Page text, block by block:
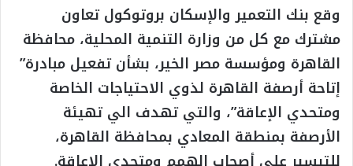
وقع بنك التعمير والإسكان بروتوكول تعاون
مشترك مع كل من وزارة التنمية المحلية، محافظة
القاهرة ومؤسسة مصر الخير، بشأن تفعيل مبادرة”
إتاحة أرصفة القاهرة لذوي الاحتياجات الخاصة
ومتحدي الإعاقة”، والتي تهدف الي تهيئة
الأرصفة بمنطقة المعادي بمحافظة القاهرة،